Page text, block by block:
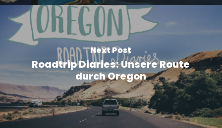
Next Post
Roadtrip Diaries: Unsere Route
durch Oregon